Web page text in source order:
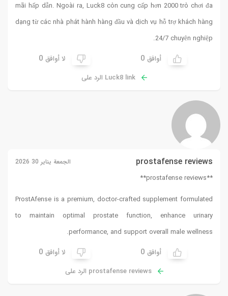
mãi hấp dẫn. Ngoài ra, Luck8 còn cung cấp hơn 2000 trò chơi đa
dạng từ các nhà phát hành hàng đầu và dịch vụ hỗ trợ khách hàng
24/7 chuyên nghiệp.
أوافق 0 لا أوافق 0
Luck8 link الرد على
prostafense reviews الجمعة يناير 30 2026
**prostafense reviews**
ProstAfense is a premium, doctor-crafted supplement formulated
to maintain optimal prostate function, enhance urinary
performance, and support overall male wellness.
أوافق 0 لا أوافق 0
prostafense reviews الرد على